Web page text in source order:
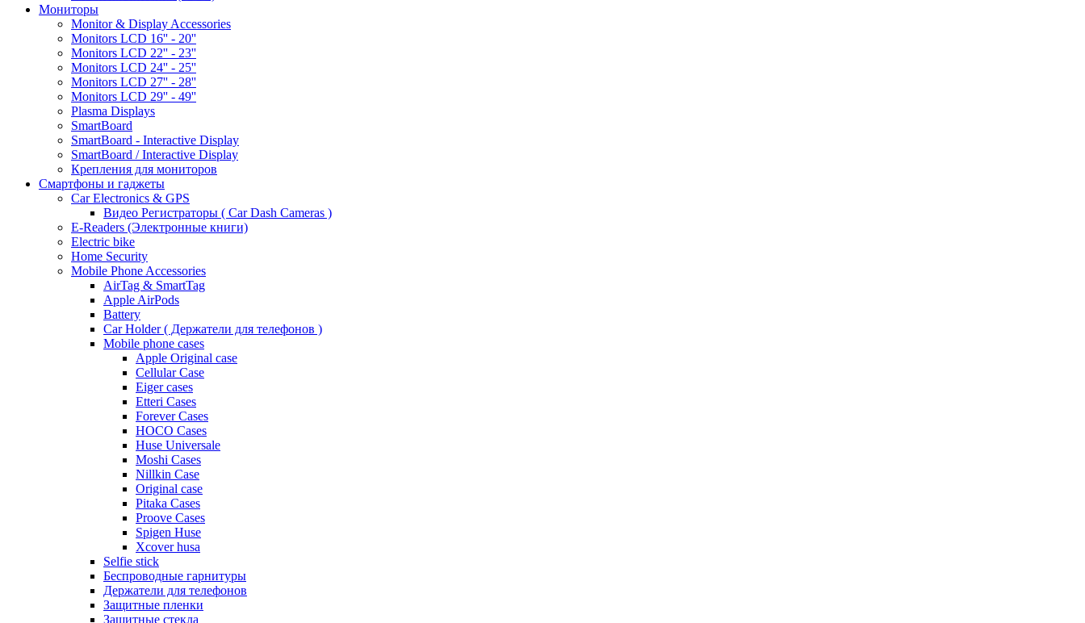
Мониторы
Monitor & Display Accessories
Monitors LCD 16'' - 20''
Monitors LCD 22'' - 23''
Monitors LCD 24'' - 25''
Monitors LCD 27'' - 28''
Monitors LCD 29'' - 49''
Plasma Displays
SmartBoard
SmartBoard - Interactive Display
SmartBoard / Interactive Display
Крепления для мониторов
Смартфоны и гаджеты
Car Electronics & GPS
Видео Регистраторы ( Car Dash Cameras )
E-Readers (Электронные книги)
Electric bike
Home Security
Mobile Phone Accessories
AirTag & SmartTag
Apple AirPods
Battery
Car Holder ( Держатели для телефонов )
Mobile phone cases
Apple Original case
Cellular Case
Eiger cases
Etteri Cases
Forever Cases
HOCO Cases
Huse Universale
Moshi Cases
Nillkin Case
Original case
Pitaka Cases
Proove Cases
Spigen Huse
Xcover husa
Selfie stick
Беспроводные гарнитуры
Держатели для телефонов
Защитные пленки
Защитные стекла